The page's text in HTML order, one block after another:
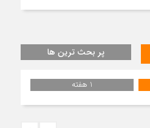
پر بحث ترین ها
1 هفته